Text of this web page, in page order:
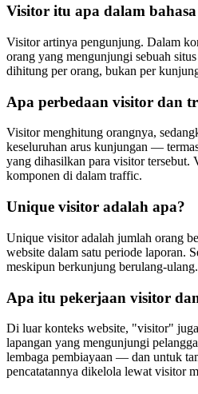
Visitor itu apa dalam
Visitor artinya pengunjung. Dalam
orang yang mengunjungi sebuah
dihitung per orang, bukan per
Apa perbedaan visitor dan
Visitor menghitung orangnya,
keseluruhan arus kunjungan —
yang dihasilkan para visitor tersebut.
komponen di dalam traffic.
Unique visitor adalah apa?
Unique visitor adalah jumlah orang
website dalam satu periode laporan.
meskipun berkunjung berulang-ulang.
Apa itu pekerjaan visitor
Di luar konteks website, "visitor"
lapangan yang mengunjungi
lembaga pembiayaan — dan untuk
pencatatannya dikelola lewat visitor